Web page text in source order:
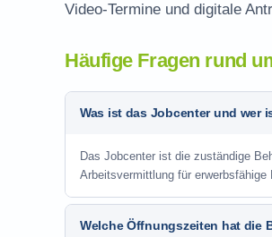
Video-Termine und digitale
Häufige Fragen rund
Was ist das Jobcenter und wer
Das Jobcenter ist die zuständige
Arbeitsvermittlung für erwerbsfähige
Welche Öffnungszeiten hat die